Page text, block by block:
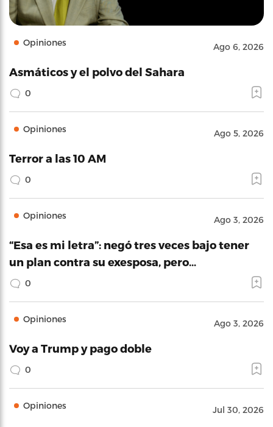
Opiniones Ago 6, 2026
Asmáticos y el polvo del Sahara
0
Opiniones Ago 5, 2026
Terror a las 10 AM
0
Opiniones Ago 3, 2026
“Esa es mi letra”: negó tres veces bajo tener
un plan contra su exesposa, pero…
0
Opiniones Ago 3, 2026
Voy a Trump y pago doble
0
Opiniones Jul 30, 2026